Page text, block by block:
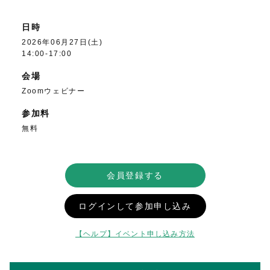
日時
2026年06月27日(土)
14:00-17:00
会場
Zoomウェビナー
参加料
無料
会員登録する
ログインして参加申し込み
【ヘルプ】イベント申し込み方法